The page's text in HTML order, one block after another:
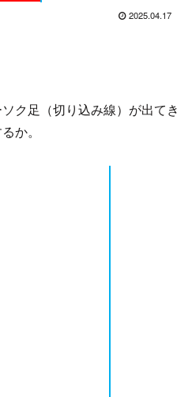
2025.04.17
ク足（切り込み線）が出てき
か。